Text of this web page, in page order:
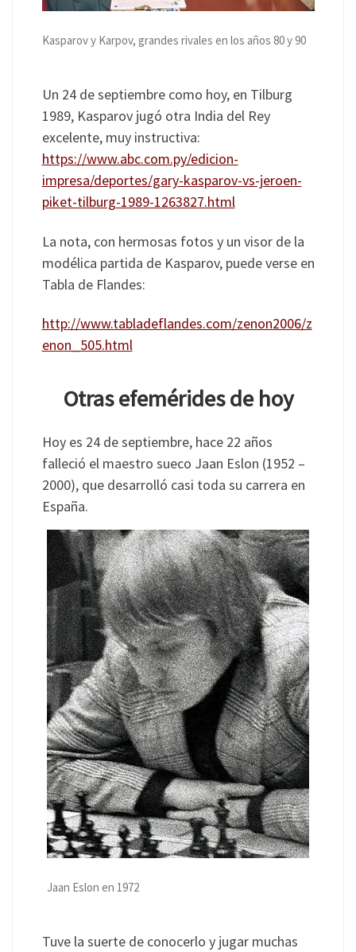
Kasparov y Karpov, grandes rivales en los años 80 y 90
Un 24 de septiembre como hoy, en Tilburg
1989, Kasparov jugó otra India del Rey
excelente, muy instructiva:
https://www.abc.com.py/edicion-
impresa/deportes/gary-kasparov-vs-jeroen-
piket-tilburg-1989-1263827.html
La nota, con hermosas fotos y un visor de la
modélica partida de Kasparov, puede verse en
Tabla de Flandes:
http://www.tabladeflandes.com/zenon2006/z
enon_505.html
Otras efemérides de hoy
Hoy es 24 de septiembre, hace 22 años
falleció el maestro sueco Jaan Eslon (1952 –
2000), que desarrolló casi toda su carrera en
España.
Jaan Eslon en 1972
Tuve la suerte de conocerlo y jugar muchas